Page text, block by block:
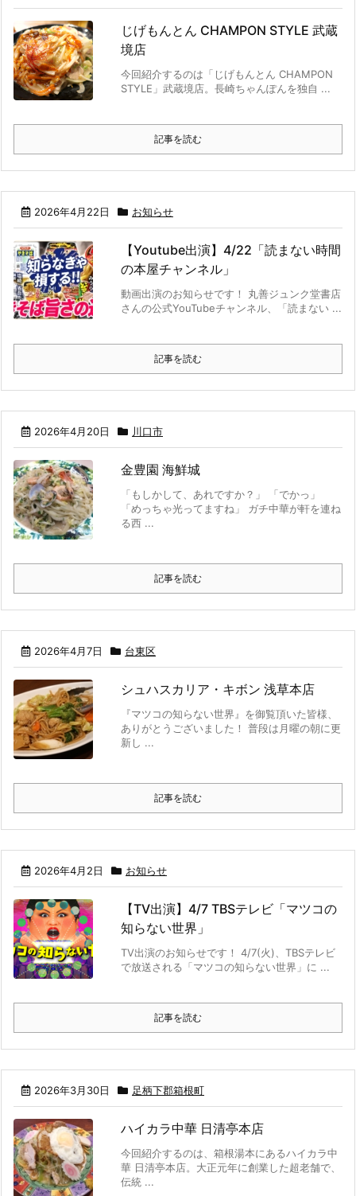
じげもんとん CHAMPON STYLE 武蔵
境店
今回紹介するのは「じげもんとん CHAMPON
STYLE」武蔵境店。長崎ちゃんぽんを独自 ...
記事を読む
2026年4月22日 お知らせ
【Youtube出演】4/22「読まない時間
の本屋チャンネル」
動画出演のお知らせです！ 丸善ジュンク堂書店
さんの公式YouTubeチャンネル、「読まない ...
記事を読む
2026年4月20日 川口市
金豊園 海鮮城
「もしかして、あれですか？」 「でかっ」
「めっちゃ光ってますね」 ガチ中華が軒を連ね
る西 ...
記事を読む
2026年4月7日 台東区
シュハスカリア・キボン 浅草本店
『マツコの知らない世界』を御覧頂いた皆様、
ありがとうございました！ 普段は月曜の朝に更
新し ...
記事を読む
2026年4月2日 お知らせ
【TV出演】4/7 TBSテレビ「マツコの
知らない世界」
TV出演のお知らせです！ 4/7(火)、TBSテレビ
で放送される「マツコの知らない世界」に ...
記事を読む
2026年3月30日 足柄下郡箱根町
ハイカラ中華 日清亭本店
今回紹介するのは、箱根湯本にあるハイカラ中
華 日清亭本店。大正元年に創業した超老舗で、
伝統 ...